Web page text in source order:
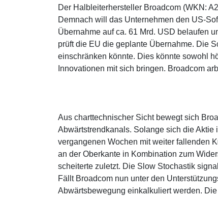
Der Halbleiterhersteller Broadcom (WKN:
Demnach will das Unternehmen den US-
Übernahme auf ca. 61 Mrd. USD belaufen
prüft die EU die geplante Übernahme. Die
einschränken könnte. Dies könnte sowohl
Innovationen mit sich bringen. Broadcom
Aus charttechnischer Sicht bewegt sich
Abwärtstrendkanals. Solange sich die
vergangenen Wochen mit weiter fallenden
an der Oberkante in Kombination zum
scheiterte zuletzt. Die Slow Stochastik
Fällt Broadcom nun unter den
Abwärtsbewegung einkalkuliert werden.